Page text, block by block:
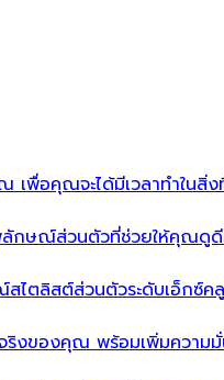
เพื่อคุณจะได้มีเวลาทำในสิ่
กษณ์ส่วนตัวที่ช่วยให้คุณดูดี
สไตลิสต์ส่วนตัวระดับเอ็กซ์
งของคุณ พร้อมเพิ่มความมั่